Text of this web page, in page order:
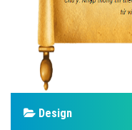
Design